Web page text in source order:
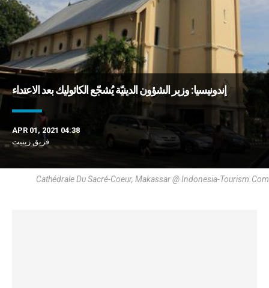
إندونيسيا: وزير الشؤون الدينيّة يُشجّع الكاثوليك بعد الاعتداء
APR 01, 2021 04:38
فريق زينيت
Cathédrale Du Sacré-Coeur, Makassar @ Indonesia-Tourism.com